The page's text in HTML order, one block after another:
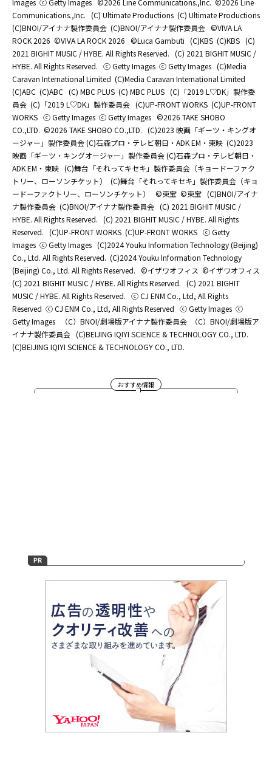
Images ⓒ Getty Images ©2026 Line Communications.,Inc. ©2026 Line
Communications.,Inc. (C) Ultimate Productions (C) Ultimate Productions
(C)BNOI/アイナナ製作委員会 (C)BNOI/アイナナ製作委員会 ©️VIVA LA
ROCK 2026 ©️VIVA LA ROCK 2026 ©Luca Gambuti (C)KBS (C)KBS (C)
2021 BIGHIT MUSIC / HYBE. All Rights Reserved. (C) 2021 BIGHIT MUSIC /
HYBE. All Rights Reserved. ⓒ Getty Images ⓒ Getty Images (C)Media
Caravan International Limited (C)Media Caravan International Limited
(C)ABC (C)ABC (C) MBC PLUS (C) MBC PLUS (C)「2019 L♡DK」製作委
員会 (C)「2019 L♡DK」製作委員会 (C)UP-FRONT WORKS (C)UP-FRONT
WORKS ⓒ Getty Images ⓒ Getty Images ©2026 TAKE SHOBO
CO.,LTD. ©2026 TAKE SHOBO CO.,LTD. (C)2023 映画「ギーツ・キングオ
ージャー」製作委員会 (C)石森プロ・テレビ朝日・ADK EM・東映 (C)2023
映画「ギーツ・キングオージャー」製作委員会 (C)石森プロ・テレビ朝日・
ADK EM・東映 (C)舞台「それってキセキ」製作委員会（キョードーファク
トリー、ローソンチケット）
(C)舞台「それってキセキ」製作委員会（キョ
ードーファクトリー、ローソンチケット）
©東宝 ©東宝 (C)BNOI/アイナ
ナ製作委員会 (C)BNOI/アイナナ製作委員会 (C) 2021 BIGHIT MUSIC /
HYBE. All Rights Reserved. (C) 2021 BIGHIT MUSIC / HYBE. All Rights
Reserved. (C)UP-FRONT WORKS (C)UP-FRONT WORKS ⓒ Getty
Images ⓒ Getty Images (C)2024 Youku Information Technology (Beijing)
Co., Ltd. All Rights Reserved. (C)2024 Youku Information Technology
(Beijing) Co., Ltd. All Rights Reserved. ©イザワオフィス ©イザワオフィス
(C) 2021 BIGHIT MUSIC / HYBE. All Rights Reserved. (C) 2021 BIGHIT
MUSIC / HYBE. All Rights Reserved. ⓒ CJ ENM Co., Ltd, All Rights
Reserved ⓒ CJ ENM Co., Ltd, All Rights Reserved ⓒ Getty Images ⓒ
Getty Images
（C）BNOI/劇場版アイナナ製作委員会
（C）BNOI/劇場版ア
イナナ製作委員会 (C)BEIJING IQIYI SCIENCE & TECHNOLOGY CO., LTD.
(C)BEIJING IQIYI SCIENCE & TECHNOLOGY CO., LTD.
おすすめ情報